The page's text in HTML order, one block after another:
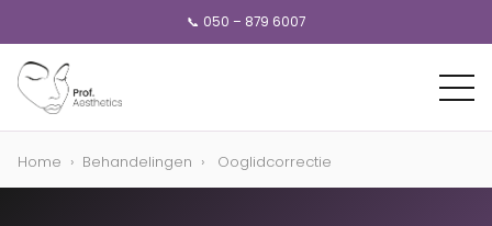
📞 050 – 879 6007
Home › Behandelingen › Ooglidcorrectie